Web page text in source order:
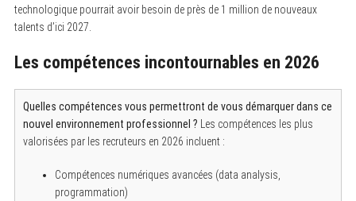
technologique pourrait avoir besoin de près de 1 million de nouveaux
talents d’ici 2027.
Les compétences incontournables en 2026
Quelles compétences vous permettront de vous démarquer dans ce
nouvel environnement professionnel ? Les compétences les plus
valorisées par les recruteurs en 2026 incluent :
Compétences numériques avancées (data analysis,
programmation)